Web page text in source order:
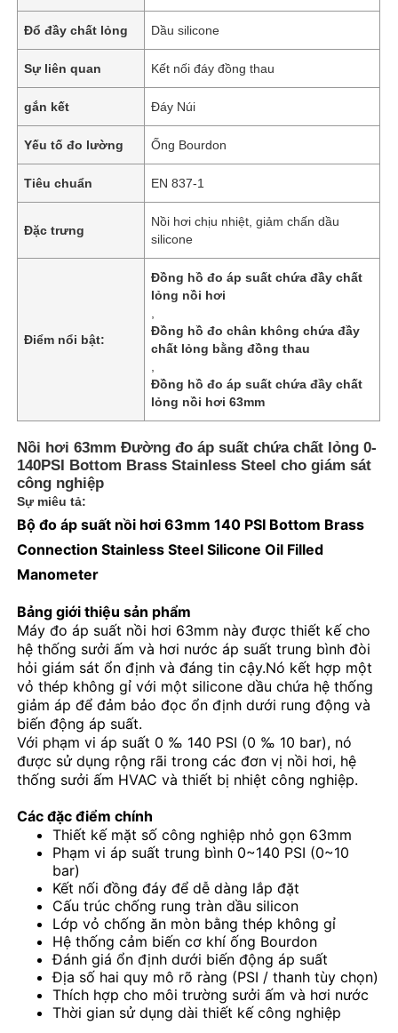
Nhà
Sản phẩm
Về chúng tôi
Tham quan nhà máy
Kiểm soát chất lượng
Yêu cầu báo giá
đồng hồ đo áp suất thép không gỉ
Máy đo áp suất chống va chạm
Đồng hồ đo nhiệt độ và áp suất
Đổ đầy chất lỏng Dầu silicone
Sự liên quan Kết nối đáy đồng thau
gắn kết Đáy Núi
Yếu tố đo lường Ống Bourdon
Tiêu chuẩn EN 837-1
Đặc trưng
Nồi hơi chịu nhiệt, giảm chấn dầu
silicone
Điểm nổi bật:
Đồng hồ đo áp suất chứa đầy chất
lỏng nồi hơi
Đồng hồ đo chân không chứa đầy
chất lỏng bằng đồng thau
Đồng hồ đo áp suất chứa đầy chất
lỏng nồi hơi 63mm
Nồi hơi 63mm Đường đo áp suất chứa chất lỏng 0-
140PSI Bottom Brass Stainless Steel cho giám sát
công nghiệp
Sự miêu tả:
Bộ đo áp suất nồi hơi 63mm 140 PSI Bottom Brass
Connection Stainless Steel Silicone Oil Filled
Manometer
Bảng giới thiệu sản phẩm
Máy đo áp suất nồi hơi 63mm này được thiết kế cho
hệ thống sưởi ấm và hơi nước áp suất trung bình đòi
hỏi giám sát ổn định và đáng tin cậy.Nó kết hợp một
vỏ thép không gỉ với một silicone dầu chứa hệ thống
giảm áp để đảm bảo đọc ổn định dưới rung động và
biến động áp suất.
Với phạm vi áp suất 0 ‰ 140 PSI (0 ‰ 10 bar), nó
được sử dụng rộng rãi trong các đơn vị nồi hơi, hệ
thống sưởi ấm HVAC và thiết bị nhiệt công nghiệp.
Các đặc điểm chính
Thiết kế mặt số công nghiệp nhỏ gọn 63mm
Phạm vi áp suất trung bình 0~140 PSI (0~10
bar)
Kết nối đồng đáy để dễ dàng lắp đặt
Cấu trúc chống rung tràn dầu silicon
Lớp vỏ chống ăn mòn bằng thép không gỉ
Hệ thống cảm biến cơ khí ống Bourdon
Đánh giá ổn định dưới biến động áp suất
Địa số hai quy mô rõ ràng (PSI / thanh tùy chọn)
Thích hợp cho môi trường sưởi ấm và hơi nước
Thời gian sử dụng dài thiết kế công nghiệp